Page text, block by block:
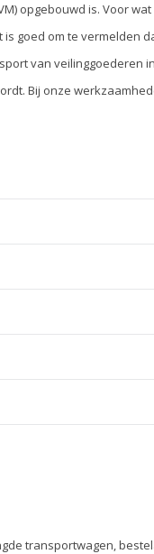
opgebouwd is. Voor
goed om te vermelden
van veilinggoederen
Bij onze
transportwagen,